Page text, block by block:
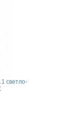
светло-